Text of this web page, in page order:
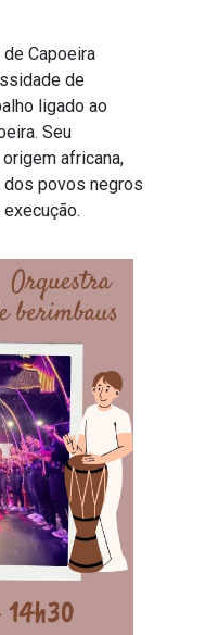
Capoeira
de
ligado ao
Seu
africana,
povos negros